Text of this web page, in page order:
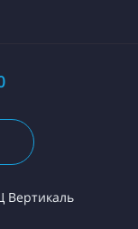
Вертикаль